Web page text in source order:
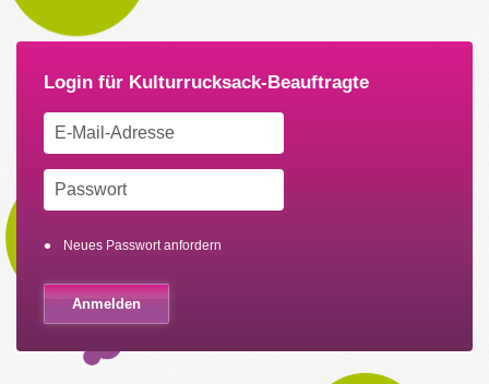
Neues Passwort anfordern